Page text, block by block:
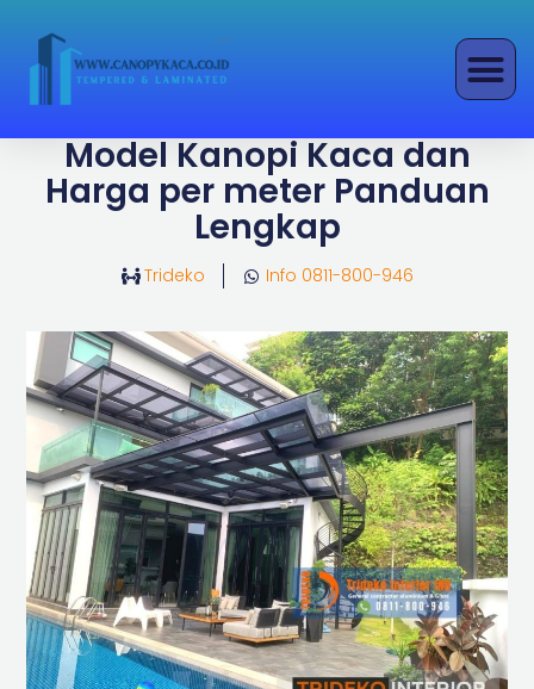
konten
Model Kanopi Kaca dan
Harga per meter Panduan
Lengkap
Trideko Info 0811-800-946